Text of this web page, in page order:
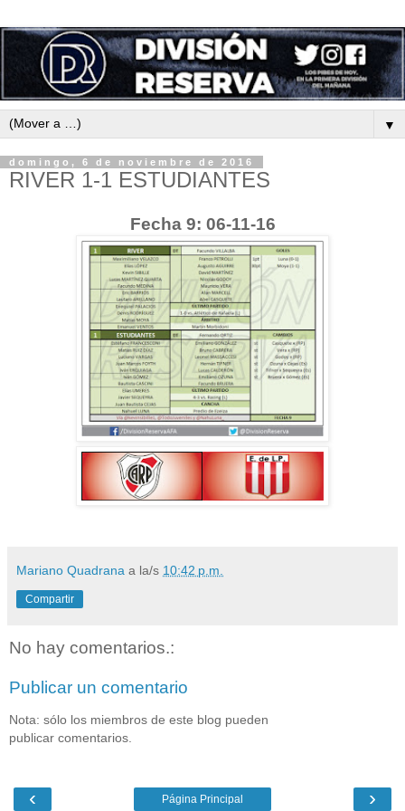
▼
domingo, 6 de noviembre de 2016
RIVER 1-1 ESTUDIANTES
Fecha 9: 06-11-16
Mariano Quadrana a la/s 10:42 p.m.
Compartir
No hay comentarios.:
Publicar un comentario
Nota: sólo los miembros de este blog pueden
publicar comentarios.
‹ ›
Página Principal